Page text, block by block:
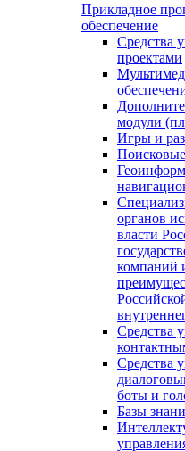
Прикладное
обеспечение
Средства
проектами
модули
Игры и
Поисковые
органов
власти
компаний
Средства
Средства
боты и
Базы